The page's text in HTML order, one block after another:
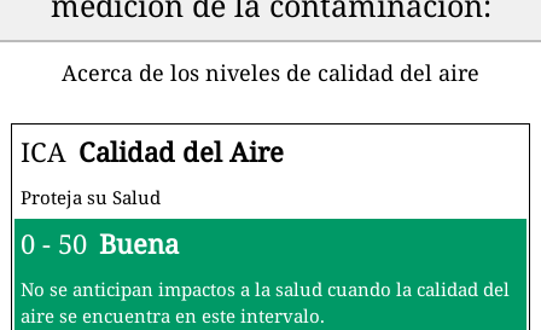
Acerca de los niveles de calidad del aire
ICA Calidad del Aire
Proteja su Salud
0 - 50 Buena
No se anticipan impactos a la salud cuando la calidad del
aire se encuentra en este intervalo.